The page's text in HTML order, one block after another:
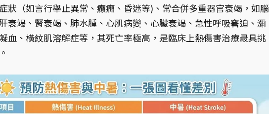
狀（如言行舉止異常、癲癇、昏迷等)、常合併多重器官衰竭，如腦
衰竭、腎衰竭、肺水腫、心肌病變、心臟衰竭、急性呼吸窘迫、瀰
血、橫紋肌溶解症等，其死亡率極高，是臨床上熱傷害治療最具挑